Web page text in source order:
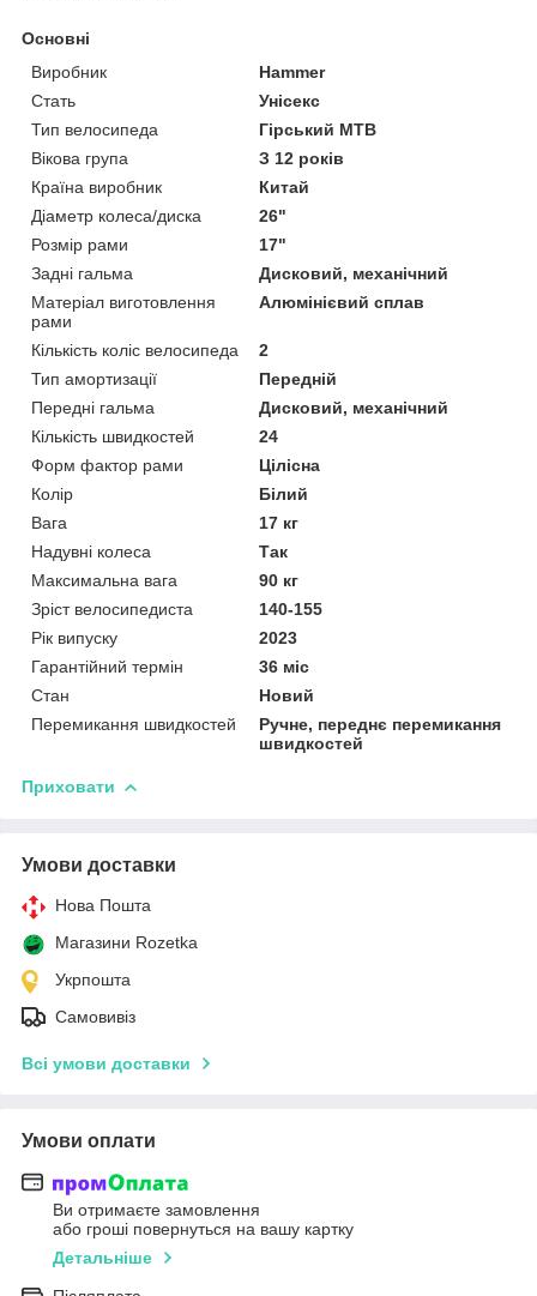
Основні
Виробник
Hammer
Стать
Унісекс
Тип велосипеда
Гірський MTB
Вікова група
З 12 років
Країна виробник
Китай
Діаметр колеса/диска
26"
Розмір рами
17"
Задні гальма
Дисковий, механічний
Матеріал виготовлення
рами
Алюмінієвий сплав
Кількість коліс велосипеда
2
Тип амортизації
Передній
Передні гальма
Дисковий, механічний
Кількість швидкостей
24
Форм фактор рами
Цілісна
Колір
Білий
Вага
17 кг
Надувні колеса
Так
Максимальна вага
90 кг
Зріст велосипедиста
140-155
Рік випуску
2023
Гарантійний термін
36 міс
Стан
Новий
Перемикання швидкостей
Ручне, переднє перемикання
швидкостей
Приховати
Умови доставки
Нова Пошта
Магазини Rozetka
Укрпошта
Самовивіз
Всі умови доставки
Умови оплати
Ви отримаєте замовлення
або гроші повернуться на вашу картку
Детальніше